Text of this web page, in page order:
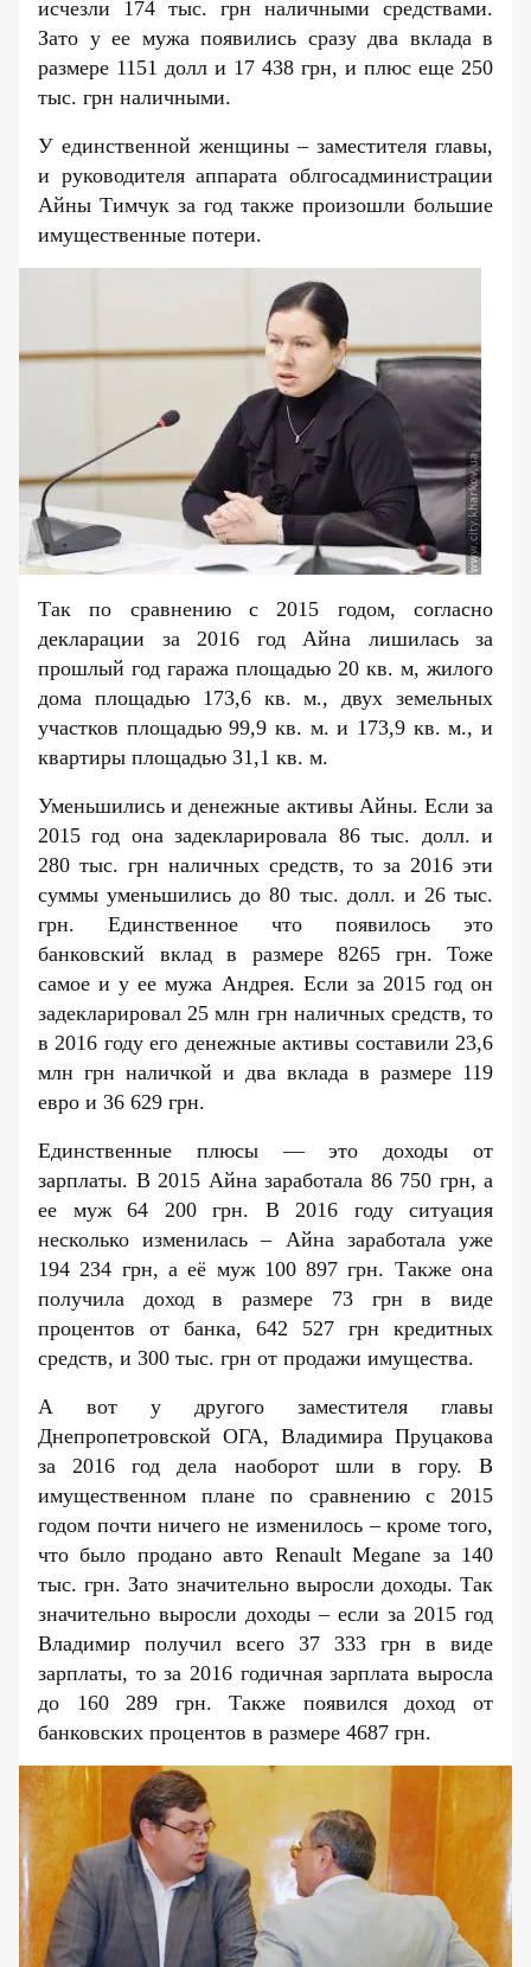
исчезли 174 тыс. грн наличными средствами.
Зато у ее мужа появились сразу два вклада в
размере 1151 долл и 17 438 грн, и плюс еще 250
тыс. грн наличными.
У единственной женщины – заместителя главы,
и руководителя аппарата облгосадминистрации
Айны Тимчук за год также произошли большие
имущественные потери.
Так по сравнению с2015 годом, согласно
декларации за 2016 год Айна лишилась за
прошлый год гаража площадью 20 кв. м, жилого
дома площадью 173,6 кв. м., двух земельных
участков площадью 99,9 кв. м. и 173,9 кв. м., и
квартиры площадью 31,1 кв. м.
Уменьшились и денежные активы Айны. Если за
2015 год она задекларировала 86 тыс. долл. и
280 тыс. грн наличных средств, то за 2016 эти
суммы уменьшились до 80 тыс. долл. и 26 тыс.
грн. Единственное что появилось это
банковский вклад в размере 8265 грн. Тоже
самое и у ее мужа Андрея. Если за 2015 год он
задекларировал 25 млн грн наличных средств, то
в 2016 году его денежные активы составили 23,6
млн грн наличкой и два вклада в размере 119
евро и 36 629 грн.
Единственные плюсы — это доходы от
зарплаты. В 2015 Айна заработала 86 750 грн, а
ее муж 64 200 грн. В 2016 году ситуация
несколько изменилась – Айна заработала уже
194 234 грн, а её муж 100 897 грн. Также она
получила доход в размере 73 грн в виде
процентов от банка, 642 527 грн кредитных
средств, и 300 тыс. грн от продажи имущества.
А вот у другого заместителя главы
Днепропетровской ОГА, Владимира Пруцакова
за2016 год дела наоборот шли в гору. В
имущественном плане по сравнению с 2015
годом почти ничего не изменилось – кроме того,
что было продано авто Renault Megane за 140
тыс. грн. Зато значительно выросли доходы. Так
значительно выросли доходы – если за 2015 год
Владимир получил всего 37 333 грн в виде
зарплаты, то за 2016 годичная зарплата выросла
до 160 289 грн. Также появился доход от
банковских процентов в размере 4687 грн.